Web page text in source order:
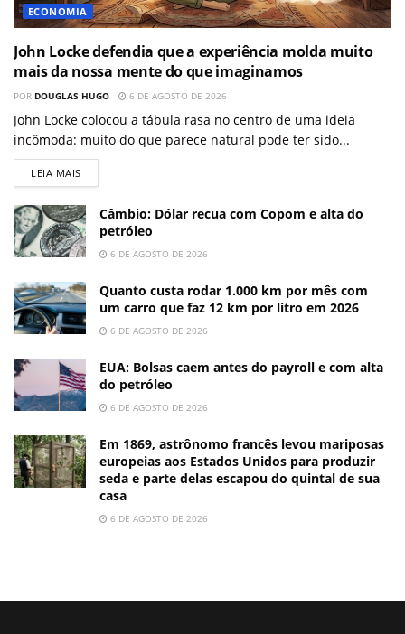
ECONOMIA
John Locke defendia que a experiência molda muito
mais da nossa mente do que imaginamos
POR DOUGLAS HUGO 6 DE AGOSTO DE 2026
John Locke colocou a tábula rasa no centro de uma ideia
incômoda: muito do que parece natural pode ter sido...
LEIA MAIS
Câmbio: Dólar recua com Copom e alta do
petróleo
6 DE AGOSTO DE 2026
Quanto custa rodar 1.000 km por mês com
um carro que faz 12 km por litro em 2026
6 DE AGOSTO DE 2026
EUA: Bolsas caem antes do payroll e com alta
do petróleo
6 DE AGOSTO DE 2026
Em 1869, astrônomo francês levou mariposas
europeias aos Estados Unidos para produzir
seda e parte delas escapou do quintal de sua
casa
6 DE AGOSTO DE 2026